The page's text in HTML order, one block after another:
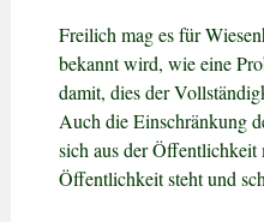
Freilich mag es für
bekannt wird, wie eine
damit, dies der
Auch die Einschränkung
sich aus der
Öffentlichkeit steht und